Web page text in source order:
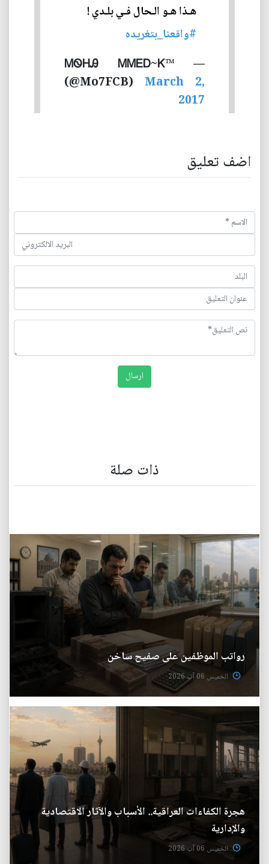
هـذا هـو الـحال فـي بلـدي !
#واقعنا_بتغريده
— ™ᎷᏫᎻᎯ ᎷᎷᎬᎠ~Ꮶ
(@Mo7FCB) March 2,
2017
اضف تعليق
ذات صلة
رواتب الموظفين على صفيح ساخن
الخميس 06 آب 2026
هجرة الكفاءات العراقية.. الأسباب والآثار الاقتصادية
والإدارية
الخميس 06 آب 2026